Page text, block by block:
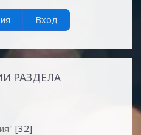
Вход
РАЗДЕЛА
[32]